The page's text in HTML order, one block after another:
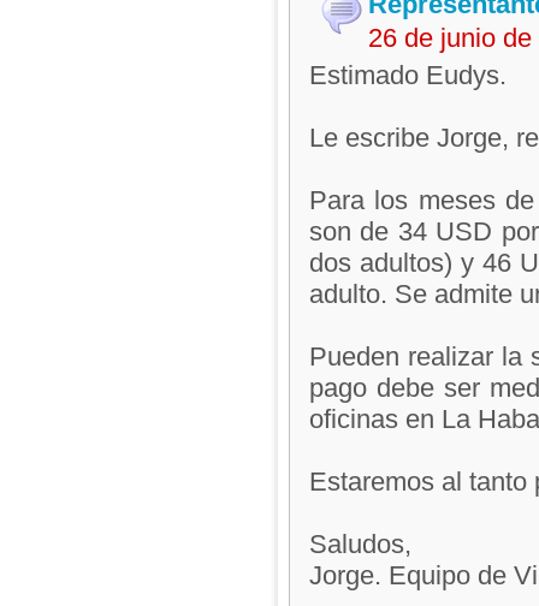
26 de junio
Estimado Eudys.
Le escribe Jorge,
Para los meses
son de 34 USD
dos adultos) y 46
adulto. Se admite
Pueden realizar la
pago debe ser
oficinas en La
Estaremos al tanto
Saludos,
Jorge. Equipo de